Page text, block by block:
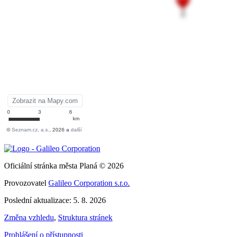
Oficiální stránka města Planá © 2026
Provozovatel Galileo Corporation s.r.o.
Poslední aktualizace: 5. 8. 2026
Změna vzhledu, Struktura stránek
Prohlášení o přístupnosti